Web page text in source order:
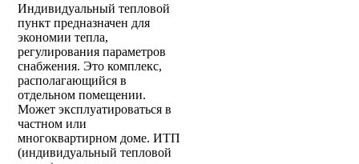
Индивидуальный тепловой
пункт предназначен для
экономии тепла,
регулирования параметров
снабжения. Это комплекс,
располагающийся в
отдельном помещении.
Может эксплуатироваться в
частном или
многоквартирном доме. ИТП
(индивидуальный тепловой